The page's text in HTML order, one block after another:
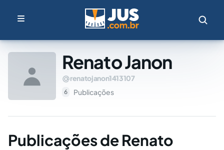
Renato Janon
renatojanon1413107
6 Publicações
Publicações de Renato